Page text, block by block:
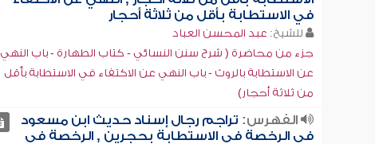
في الاستطابة بأقل من ثلاثة أحجار
للشيخ: عبد المحسن العباد
جزء من محاضرة ( شرح سنن النسائي - كتاب الطهارة - باب النهي
عن الاستطابة بالروث - باب النهي عن الاكتفاء في الاستطابة بأقل
من ثلاثة أحجار)
الفهرس: تراجم رجال إسناد حديث ابن مسعود
في الرخصة في الاستطابة بحجرين , الرخصة في